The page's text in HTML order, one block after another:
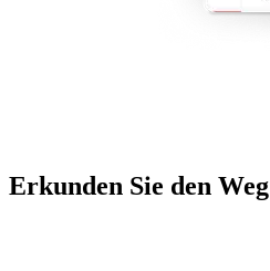
Erkunden Sie den Weg